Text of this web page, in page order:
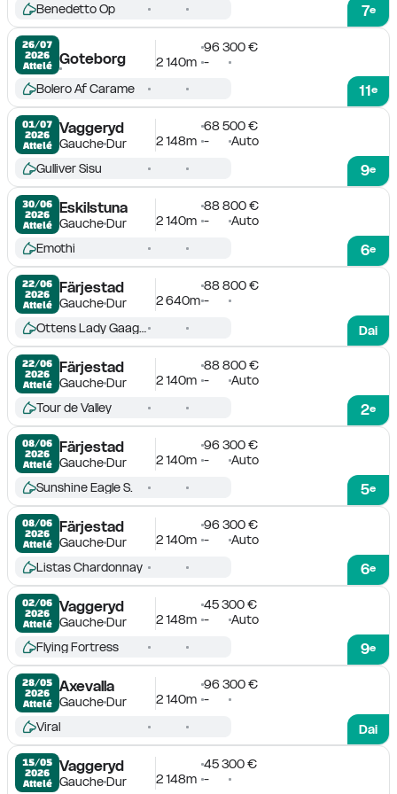
7e
Benedetto Op
26/07
2026
Attelé
Goteborg
96 300 €
2 140m -
11e
Bolero Af Carame
01/07
2026
Attelé
Vaggeryd
GaucheDur
68 500 €
2 148m - Auto
9e
Gulliver Sisu
30/06
2026
Attelé
Eskilstuna
GaucheDur
88 800 €
2 140m - Auto
6e
Emothi
22/06
2026
Attelé
Färjestad
GaucheDur
88 800 €
2 640m -
Dai
Ottens Lady Gaagaa
22/06
2026
Attelé
Färjestad
GaucheDur
88 800 €
2 140m - Auto
2e
Tour de Valley
08/06
2026
Attelé
Färjestad
GaucheDur
96 300 €
2 140m - Auto
5e
Sunshine Eagle S.
08/06
2026
Attelé
Färjestad
GaucheDur
96 300 €
2 140m - Auto
6e
Listas Chardonnay
02/06
2026
Attelé
Vaggeryd
GaucheDur
45 300 €
2 148m - Auto
9e
Flying Fortress
28/05
2026
Attelé
Axevalla
GaucheDur
96 300 €
2 140m -
Dai
Viral
15/05
2026
Attelé
Vaggeryd
GaucheDur
45 300 €
2 148m -